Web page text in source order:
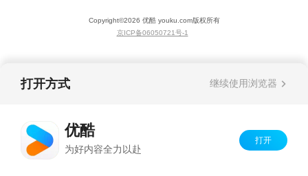
Copyright©2026 优酷 youku.com版权所有
京ICP备06050721号-1
打开方式 继续使用浏览器
优酷
为好内容全力以赴
打开